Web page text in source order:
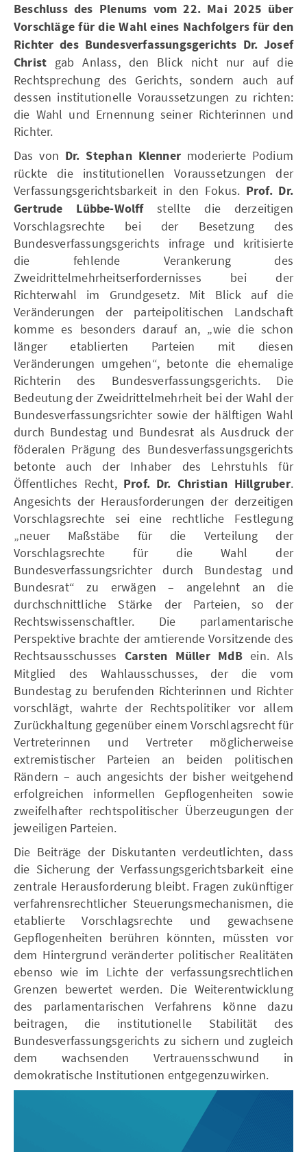
Beschluss des Plenums vom 22. Mai 2025 über
Vorschläge für die Wahl eines Nachfolgers für den
Richter des Bundesverfassungsgerichts Dr. Josef
Christ gab Anlass, den Blick nicht nur auf die
Rechtsprechung des Gerichts, sondern auch auf
dessen institutionelle Voraussetzungen zu richten:
die Wahl und Ernennung seiner Richterinnen und
Richter.
Das von Dr. Stephan Klenner moderierte Podium
rückte die institutionellen Voraussetzungen der
Verfassungsgerichtsbarkeit in den Fokus. Prof. Dr.
Gertrude Lübbe-Wolffstellte die derzeitigen
Vorschlagsrechte bei der Besetzung des
Bundesverfassungsgerichts infrage und kritisierte
die fehlende Verankerung des
Zweidrittelmehrheitserfordernisses bei der
Richterwahl im Grundgesetz. Mit Blick auf die
Veränderungen der parteipolitischen Landschaft
komme es besonders darauf an, „wie die schon
länger etablierten Parteien mit diesen
Veränderungen umgehen“, betonte die ehemalige
Richterin des Bundesverfassungsgerichts. Die
Bedeutung der Zweidrittelmehrheit bei der Wahl der
Bundesverfassungsrichter sowie der hälftigen Wahl
durch Bundestag und Bundesrat als Ausdruck der
föderalen Prägung des Bundesverfassungsgerichts
betonte auch der Inhaber des Lehrstuhls für
Öffentliches Recht, Prof. Dr. Christian Hillgruber.
Angesichts der Herausforderungen der derzeitigen
Vorschlagsrechte sei eine rechtliche Festlegung
„neuer Maßstäbe für die Verteilung der
Vorschlagsrechte für die Wahl der
Bundesverfassungsrichter durch Bundestag und
Bundesrat“ zu erwägen – angelehnt an die
durchschnittliche Stärke der Parteien, so der
Rechtswissenschaftler. Die parlamentarische
Perspektive brachte der amtierende Vorsitzende des
Rechtsausschusses Carsten Müller MdBein. Als
Mitglied des Wahlausschusses, der die vom
Bundestag zu berufenden Richterinnen und Richter
vorschlägt, wahrte der Rechtspolitiker vor allem
Zurückhaltung gegenüber einem Vorschlagsrecht für
Vertreterinnen und Vertreter möglicherweise
extremistischer Parteien an beiden politischen
Rändern – auch angesichts der bisher weitgehend
erfolgreichen informellen Gepflogenheiten sowie
zweifelhafter rechtspolitischer Überzeugungen der
jeweiligen Parteien.
Die Beiträge der Diskutanten verdeutlichten, dass
die Sicherung der Verfassungsgerichtsbarkeit eine
zentrale Herausforderung bleibt. Fragen zukünftiger
verfahrensrechtlicher Steuerungsmechanismen, die
etablierte Vorschlagsrechte und gewachsene
Gepflogenheiten berühren könnten, müssten vor
dem Hintergrund veränderter politischer Realitäten
ebenso wie im Lichte der verfassungsrechtlichen
Grenzen bewertet werden. Die Weiterentwicklung
des parlamentarischen Verfahrens könne dazu
beitragen, die institutionelle Stabilität des
Bundesverfassungsgerichts zu sichern und zugleich
dem wachsenden Vertrauensschwund in
demokratische Institutionen entgegenzuwirken.